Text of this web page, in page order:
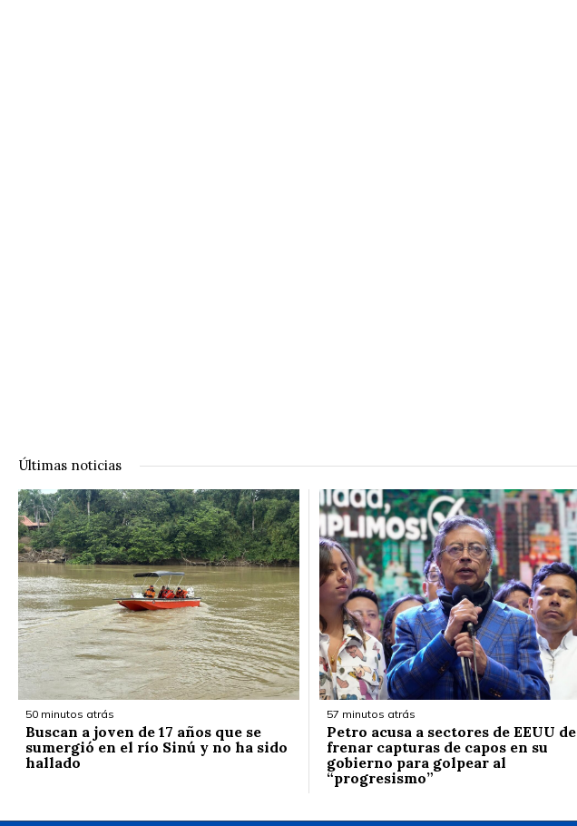
Últimas noticias
50 minutos atrás
Buscan a joven de 17 años que se
sumergió en el río Sinú y no ha sido
hallado
57 minutos atrás
Petro acusa a sectores de EEUU de
frenar capturas de capos en su
gobierno para golpear al
“progresismo”